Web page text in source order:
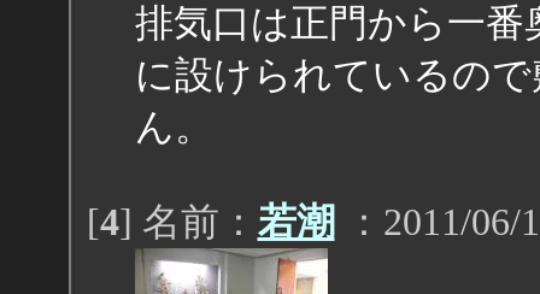
排気口は正門から一
に設けられているの
ん。
[4] 名前： 若潮 ：2011/